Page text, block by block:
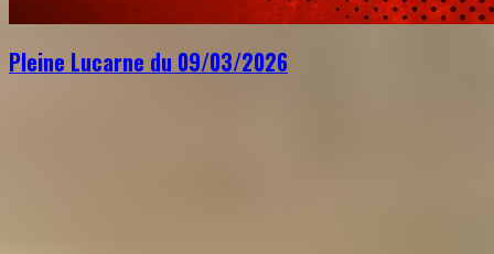
Pleine Lucarne du 09/03/2026